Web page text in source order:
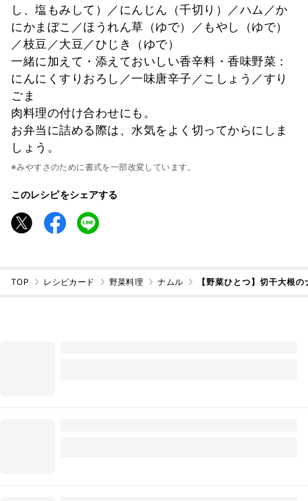
し、塩もみして）／にんじん（千切り）／ハム／か
にかまぼこ／ほうれん草（ゆで）／もやし（ゆで）
／枝豆／大豆／ひじき（ゆで）
一緒に加えて・添えておいしい香辛料・香味野菜：
にんにくすりおろし／一味唐辛子／こしょう／すり
ごま
肉料理の付け合わせにも。
お弁当に詰める際は、水気をよく切ってからにしま
しょう。
※みやすさのために書式を一部改変しています。
このレシピをシェアする
TOP レシピカード 野菜料理 ナムル 【野菜ひとつ】切干大根の